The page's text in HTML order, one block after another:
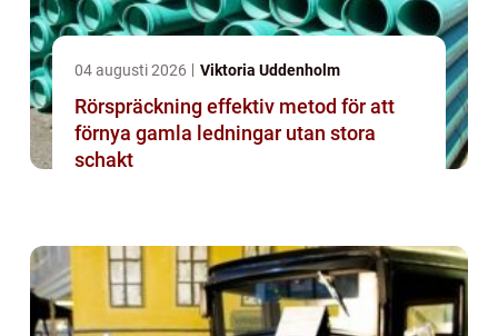
04 augusti 2026 Viktoria Uddenholm
Rörspräckning effektiv metod för att
förnya gamla ledningar utan stora
schakt